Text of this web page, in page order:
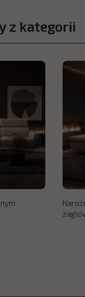
z kategorii